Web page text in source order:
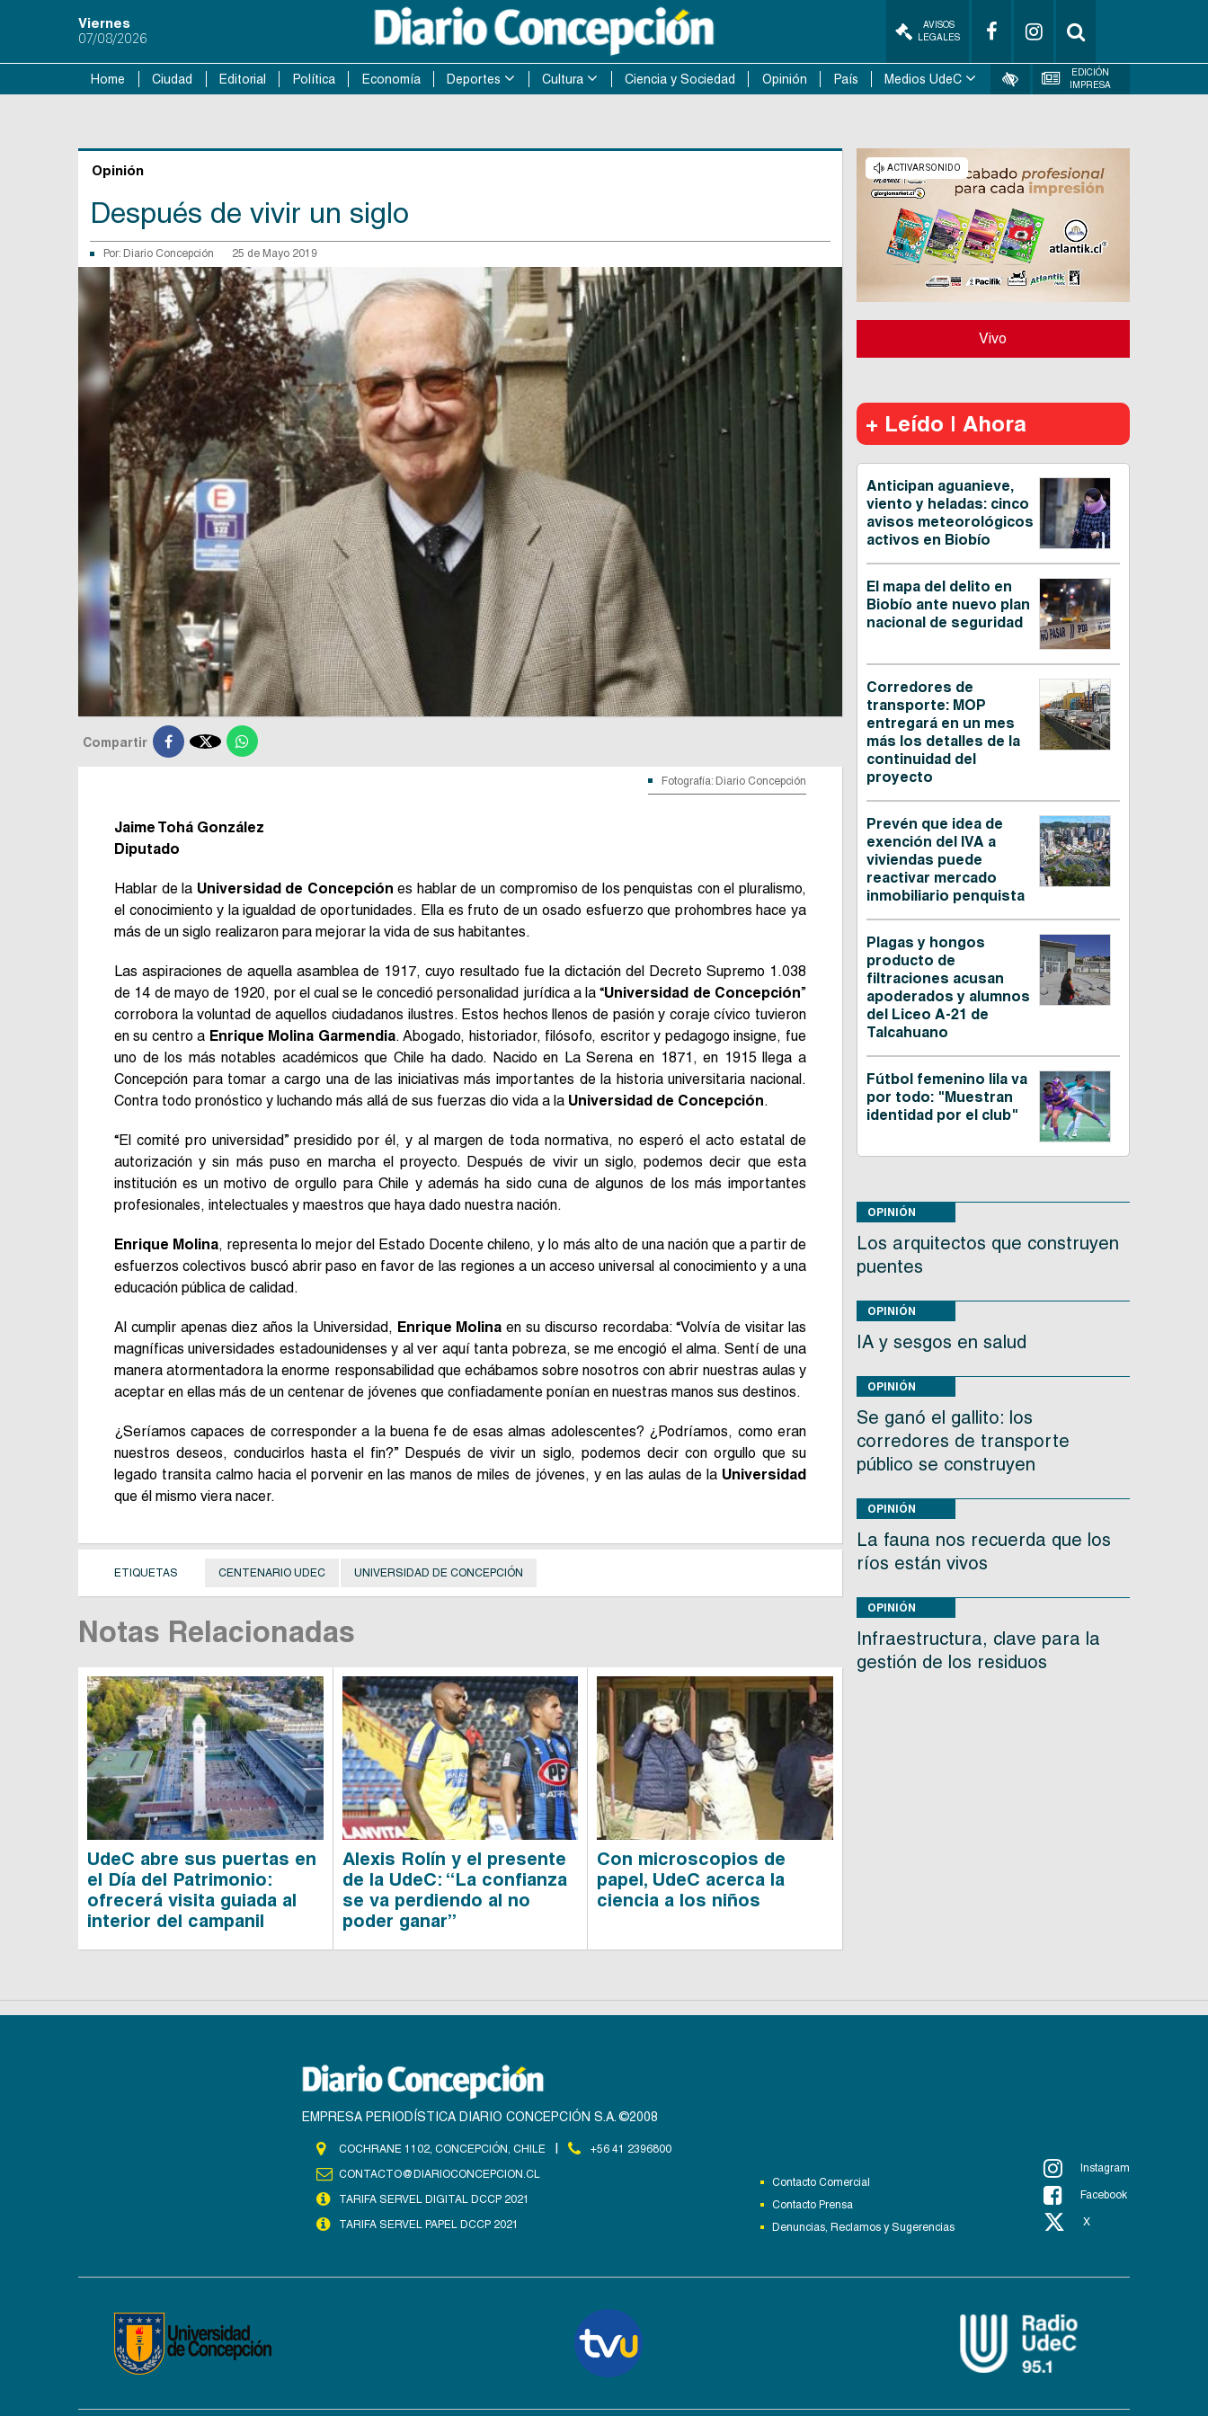
Viernes
07/08/2026
AVISOS
LEGALES
Home Ciudad Editorial Política Economía Deportes Cultura Ciencia y Sociedad Opinión País Medios UdeC
EDICIÓN
IMPRESA
Opinión
Después de vivir un siglo
Por: Diario Concepción 25 de Mayo 2019
Compartir 
Fotografía: Diario Concepción
Jaime Tohá González
Diputado
Hablar de la Universidad de Concepción es hablar de un compromiso de los penquistas con el pluralismo,
el conocimiento y la igualdad de oportunidades. Ella es fruto de un osado esfuerzo que prohombres hace ya
más de un siglo realizaron para mejorar la vida de sus habitantes.
Las aspiraciones de aquella asamblea de 1917, cuyo resultado fue la dictación del Decreto Supremo 1.038
de 14 de mayo de 1920, por el cual se le concedió personalidad jurídica a la “Universidad de Concepción”
corrobora la voluntad de aquellos ciudadanos ilustres. Estos hechos llenos de pasión y coraje cívico tuvieron
en su centro a Enrique Molina Garmendia. Abogado, historiador, filósofo, escritor y pedagogo insigne, fue
uno de los más notables académicos que Chile ha dado. Nacido en La Serena en 1871, en 1915 llega a
Concepción para tomar a cargo una de las iniciativas más importantes de la historia universitaria nacional.
Contra todo pronóstico y luchando más allá de sus fuerzas dio vida a la Universidad de Concepción.
“El comité pro universidad” presidido por él, y al margen de toda normativa, no esperó el acto estatal de
autorización y sin más puso en marcha el proyecto. Después de vivir un siglo, podemos decir que esta
institución es un motivo de orgullo para Chile y además ha sido cuna de algunos de los más importantes
profesionales, intelectuales y maestros que haya dado nuestra nación.
Enrique Molina, representa lo mejor del Estado Docente chileno, y lo más alto de una nación que a partir de
esfuerzos colectivos buscó abrir paso en favor de las regiones a un acceso universal al conocimiento y a una
educación pública de calidad.
Al cumplir apenas diez años la Universidad, Enrique Molina en su discurso recordaba: “Volvía de visitar las
magníficas universidades estadounidenses y al ver aquí tanta pobreza, se me encogió el alma. Sentí de una
manera atormentadora la enorme responsabilidad que echábamos sobre nosotros con abrir nuestras aulas y
aceptar en ellas más de un centenar de jóvenes que confiadamente ponían en nuestras manos sus destinos.
¿Seríamos capaces de corresponder a la buena fe de esas almas adolescentes? ¿Podríamos, como eran
nuestros deseos, conducirlos hasta el fin?” Después de vivir un siglo, podemos decir con orgullo que su
legado transita calmo hacia el porvenir en las manos de miles de jóvenes, y en las aulas de la Universidad
que él mismo viera nacer.
ETIQUETAS CENTENARIO UDEC UNIVERSIDAD DE CONCEPCIÓN
Notas Relacionadas
UdeC abre sus puertas en
el Día del Patrimonio:
ofrecerá visita guiada al
interior del campanil
Alexis Rolín y el presente
de la UdeC: “La confianza
se va perdiendo al no
poder ganar”
Con microscopios de
papel, UdeC acerca la
ciencia a los niños
Vivo
+ Leído | Ahora
Anticipan aguanieve,
viento y heladas: cinco
avisos meteorológicos
activos en Biobío
El mapa del delito en
Biobío ante nuevo plan
nacional de seguridad
Corredores de
transporte: MOP
entregará en un mes
más los detalles de la
continuidad del
proyecto
Prevén que idea de
exención del IVA a
viviendas puede
reactivar mercado
inmobiliario penquista
Plagas y hongos
producto de
filtraciones acusan
apoderados y alumnos
del Liceo A-21 de
Talcahuano
Fútbol femenino lila va
por todo: "Muestran
identidad por el club"
OPINIÓN
Los arquitectos que construyen
puentes
OPINIÓN
IA y sesgos en salud
OPINIÓN
Se ganó el gallito: los
corredores de transporte
público se construyen
OPINIÓN
La fauna nos recuerda que los
ríos están vivos
OPINIÓN
Infraestructura, clave para la
gestión de los residuos
EMPRESA PERIODÍSTICA DIARIO CONCEPCIÓN S.A. ©2008
COCHRANE 1102, CONCEPCIÓN, CHILE
+56 41 2396800
CONTACTO@DIARIOCONCEPCION.CL
TARIFA SERVEL DIGITAL DCCP 2021
TARIFA SERVEL PAPEL DCCP 2021
Contacto Comercial
Contacto Prensa
Denuncias, Reclamos y Sugerencias
Instagram
Facebook
X